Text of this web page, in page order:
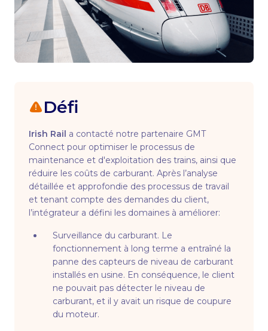
Défi
Irish Rail a contacté notre partenaire GMT
Connect pour optimiser le processus de
maintenance et d'exploitation des trains, ainsi que
réduire les coûts de carburant. Après l’analyse
détaillée et approfondie des processus de travail
et tenant compte des demandes du client,
l’intégrateur a défini les domaines à améliorer:
Surveillance du carburant. Le
fonctionnement à long terme a entraîné la
panne des capteurs de niveau de carburant
installés en usine. En conséquence, le client
ne pouvait pas détecter le niveau de
carburant, et il y avait un risque de coupure
du moteur.